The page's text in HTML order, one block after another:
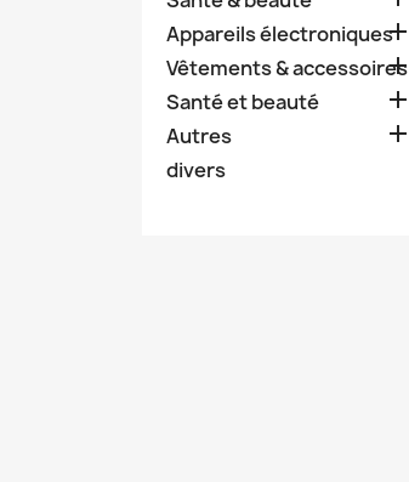
Appareils électroniques
Vêtements & accessoires

Santé et beauté 
Autres 
divers